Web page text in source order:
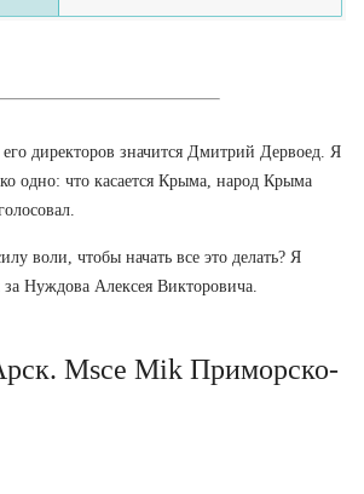
его директоров значится Дмитрий Дервоед. Я
одно: что касается Крыма, народ Крыма
воли, чтобы начать все это делать? Я
Нуждова Алексея Викторовича.
Msce Mik Приморско-